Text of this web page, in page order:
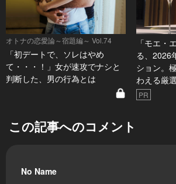
オトナの恋愛論～宿題編～ Vol.74
「初デートで、ソレはやめ
て・・・！」女が速攻でナシと
判断した、男の行為とは
「モエ・
る、2026
ション。
わえる厳
PR
この記事へのコメント
No Name